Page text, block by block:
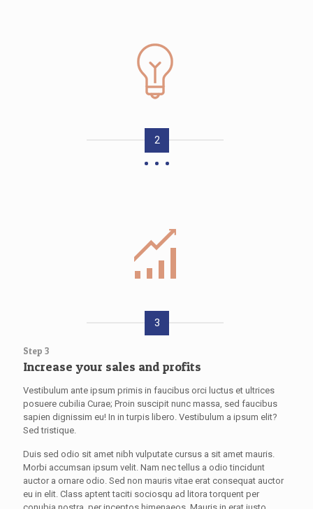
2
3
Step 3
Increase your sales and profits
Vestibulum ante ipsum primis in faucibus orci luctus et ultrices
posuere cubilia Curae; Proin suscipit nunc massa, sed faucibus
sapien dignissim eu! In in turpis libero. Vestibulum a ipsum elit?
Sed tristique.
Duis sed odio sit amet nibh vulputate cursus a sit amet mauris.
Morbi accumsan ipsum velit. Nam nec tellus a odio tincidunt
auctor a ornare odio. Sed non mauris vitae erat consequat auctor
eu in elit. Class aptent taciti sociosqu ad litora torquent per